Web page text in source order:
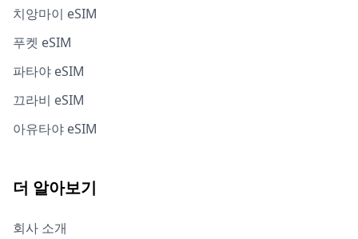
치앙마이 eSIM
푸켓 eSIM
파타야 eSIM
끄라비 eSIM
아유타야 eSIM
더 알아보기
회사 소개